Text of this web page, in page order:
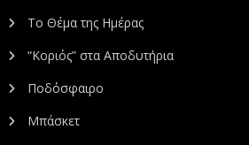
Το Θέμα της Ημέρας
“Κοριός” στα Αποδυτήρια
Ποδόσφαιρο
Μπάσκετ